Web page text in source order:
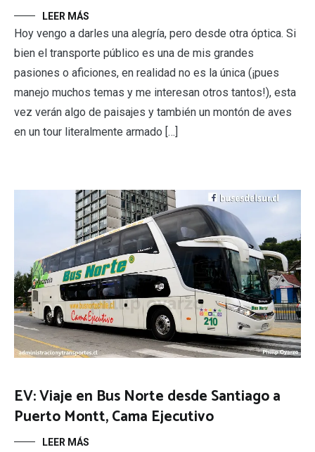
LEER MÁS
Hoy vengo a darles una alegría, pero desde otra óptica. Si
bien el transporte público es una de mis grandes
pasiones o aficiones, en realidad no es la única (¡pues
manejo muchos temas y me interesan otros tantos!), esta
vez verán algo de paisajes y también un montón de aves
en un tour literalmente armado […]
EV: Viaje en Bus Norte desde Santiago a
Puerto Montt, Cama Ejecutivo
LEER MÁS